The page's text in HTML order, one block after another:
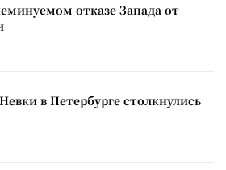
отказе Запада от
в Петербурге столкнулись